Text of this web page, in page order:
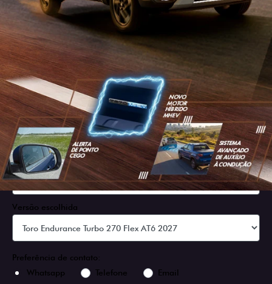
SOLICITAR PROPOSTA
Versão escolhida
Preferência de contato:
Whatsapp
Telefone Email